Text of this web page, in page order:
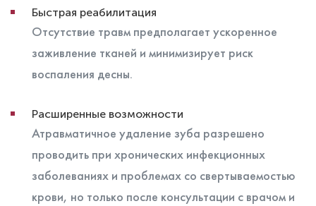
Быстрая реабилитация
Отсутствие травм предполагает ускоренное
заживление тканей и минимизирует риск
воспаления десны.
Расширенные возможности
Атравматичное удаление зуба разрешено
проводить при хронических инфекционных
заболеваниях и проблемах со свертываемостью
крови, но только после консультации с врачом и